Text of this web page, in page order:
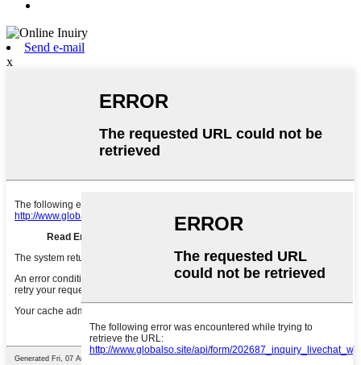
Send e-mail
x